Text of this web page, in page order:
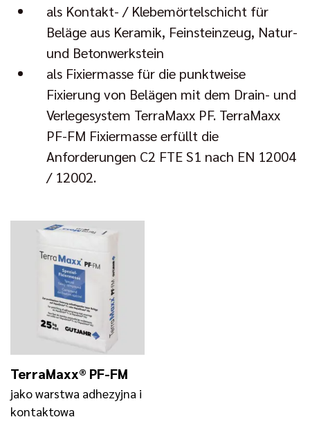
als Kontakt- / Klebemörtelschicht für
Beläge aus Keramik, Feinsteinzeug, Natur-
und Betonwerkstein
als Fixiermasse für die punktweise
Fixierung von Belägen mit dem Drain- und
Verlegesystem TerraMaxx PF. TerraMaxx
PF-FM Fixiermasse erfüllt die
Anforderungen C2 FTE S1 nach EN 12004
/ 12002.
TerraMaxx® PF-FM
jako warstwa adhezyjna i
kontaktowa